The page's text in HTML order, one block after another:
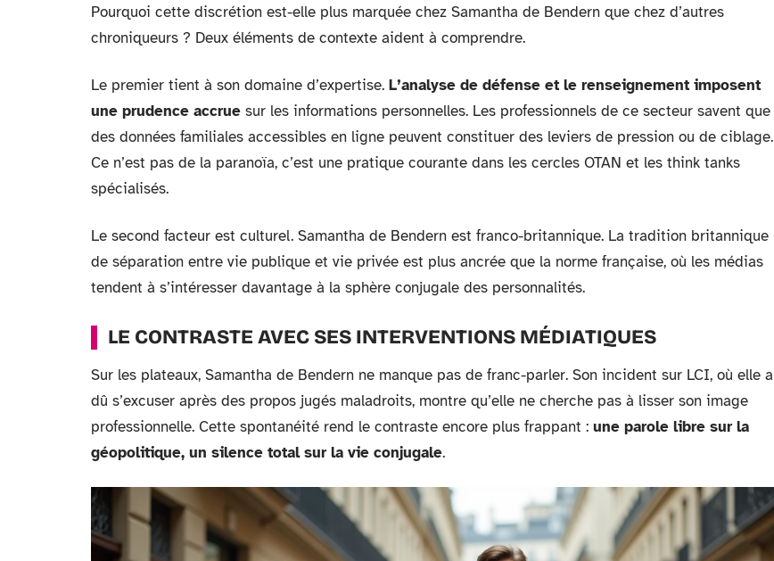
Pourquoi cette discrétion est-elle plus marquée chez Samantha de Bendern que chez d’autres
chroniqueurs ? Deux éléments de contexte aident à comprendre.
Le premier tient à son domaine d’expertise. L’analyse de défense et le renseignement imposent
une prudence accrue sur les informations personnelles. Les professionnels de ce secteur savent que
des données familiales accessibles en ligne peuvent constituer des leviers de pression ou de ciblage.
Ce n’est pas de la paranoïa, c’est une pratique courante dans les cercles OTAN et les think tanks
spécialisés.
Le second facteur est culturel. Samantha de Bendern est franco-britannique. La tradition britannique
de séparation entre vie publique et vie privée est plus ancrée que la norme française, où les médias
tendent à s’intéresser davantage à la sphère conjugale des personnalités.
LE CONTRASTE AVEC SES INTERVENTIONS MÉDIATIQUES
Sur les plateaux, Samantha de Bendern ne manque pas de franc-parler. Son incident sur LCI, où elle a
dû s’excuser après des propos jugés maladroits, montre qu’elle ne cherche pas à lisser son image
professionnelle. Cette spontanéité rend le contraste encore plus frappant : une parole libre sur la
géopolitique, un silence total sur la vie conjugale.